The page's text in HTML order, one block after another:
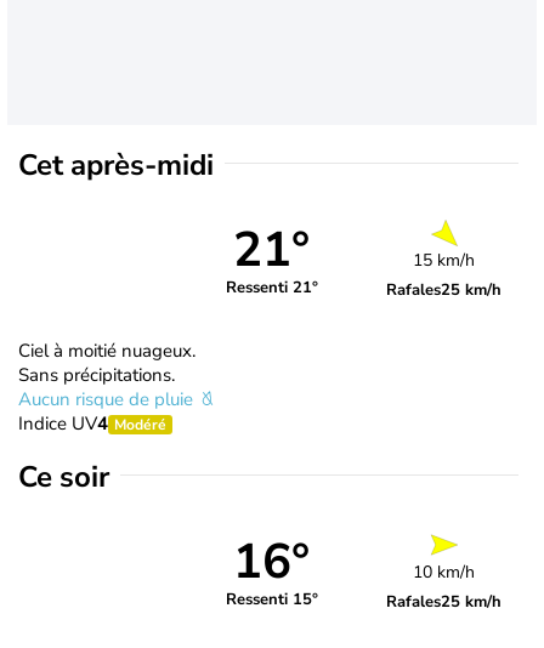
Cet après-midi
21°
Ressenti 21°
15 km/h
Rafales25 km/h
Ciel à moitié nuageux.
Sans précipitations.
Aucun risque de pluie
Indice UV4 Modéré
Ce soir
16°
Ressenti 15°
10 km/h
Rafales25 km/h